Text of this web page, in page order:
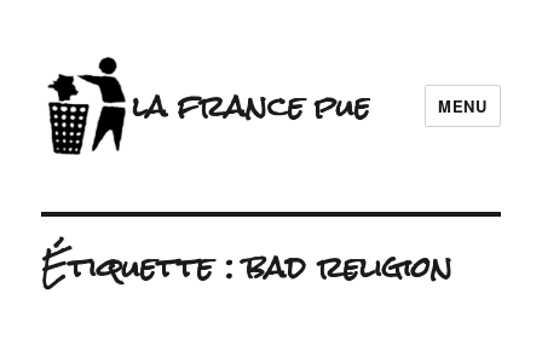
la france pue MENU
Étiquette :bad religion